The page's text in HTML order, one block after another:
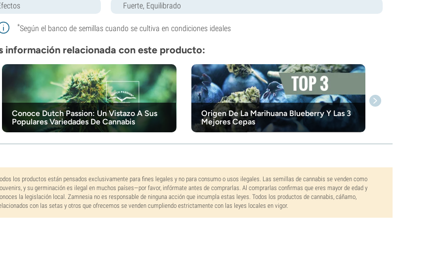
Fuerte, Equilibrado
*Según el banco de semillas cuando se cultiva en condiciones ideales
información relacionada con este producto:
Conoce Dutch Passion: Un Vistazo A Sus
Populares Variedades De Cannabis
Origen De La Marihuana Blueberry Y Las 3
Mejores Cepas
los productos están pensados exclusivamente para fines legales y no para consumo o usos ilegales. Las semillas de cannabis se venden como
y su germinación es ilegal en muchos países—por favor, infórmate antes de comprarlas. Al comprarlas confirmas que eres mayor de edad y
la legislación local. Zamnesia no es responsable de ninguna acción que incumpla estas leyes. Todos los productos de cannabis, cáñamo,
con las setas y otros que ofrecemos se venden cumpliendo estrictamente con las leyes locales en vigor.